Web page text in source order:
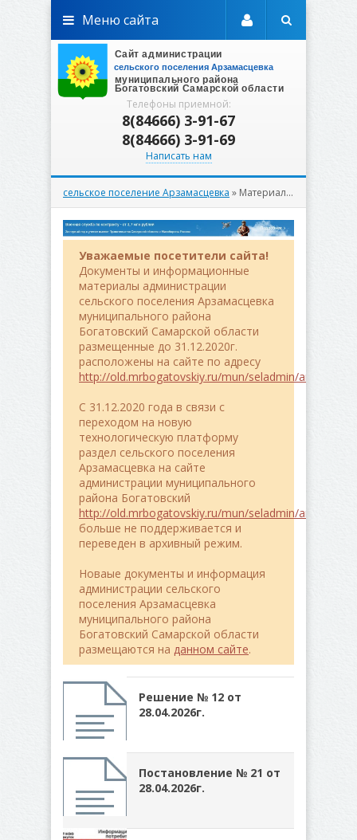
Телефоны приемной:
8(84666) 3-91-67
8(84666) 3-91-69
Написать нам
Меню сайта
сельское поселение Арзамасцевка » Материалы за 28.04.2026
Уважаемые посетители сайта!
Документы и информационные
материалы администрации
сельского поселения Арзамасцевка
муниципального района
Богатовский Самарской области
размещенные до 31.12.2020г.
расположены на сайте по адресу
http://old.mrbogatovskiy.ru/mun/seladmin/
C 31.12.2020 года в связи с
переходом на новую
технологическую платформу
раздел сельского поселения
Арзамасцевка на сайте
администрации муниципального
района Богатовский
http://old.mrbogatovskiy.ru/mun/seladmin/
больше не поддерживается и
переведен в архивный режим.
Новаые документы и информация
администрации сельского
поселения Арзамасцевка
муниципального района
Богатовский Самарской области
размещаются на данном сайте.
Решение № 12 от
28.04.2026г.
Постановление № 21 от
28.04.2026г.